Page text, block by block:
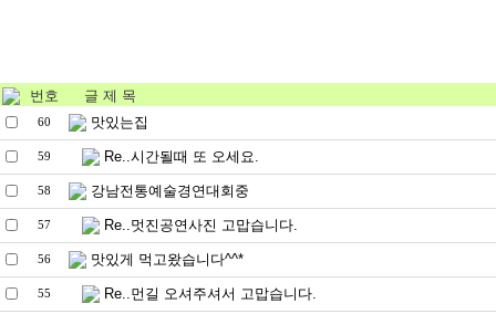
번호 글 제 목
60 맛있는집
59 Re..시간될때 또 오세요.
58 강남전통예술경연대회중
57 Re..멋진공연사진 고맙습니다.
56 맛있게 먹고왔습니다^^*
55 Re..먼길 오셔주셔서 고맙습니다.